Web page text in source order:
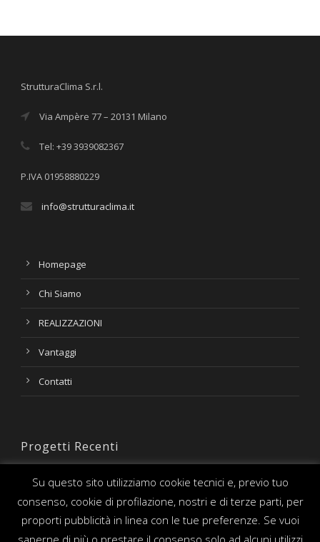
StrutturaClima S.r.l.
Via Ampère 77 – 20131 Milano
Tel: +39 3939082367
P.IVA 01958880229
info@strutturaclima.it
Homepage
Chi Siamo
REALIZZAZIONI
Vantaggi
Contatti
Progetti Recenti
Su questo sito utilizziamo cookie tecnici e, previo tuo
consenso, cookie di profilazione, nostri e di terze parti, per
proporti pubblicità in linea con le tue preferenze. Se vuoi
saperne di più o prestare il consenso solo ad alcuni utilizzi